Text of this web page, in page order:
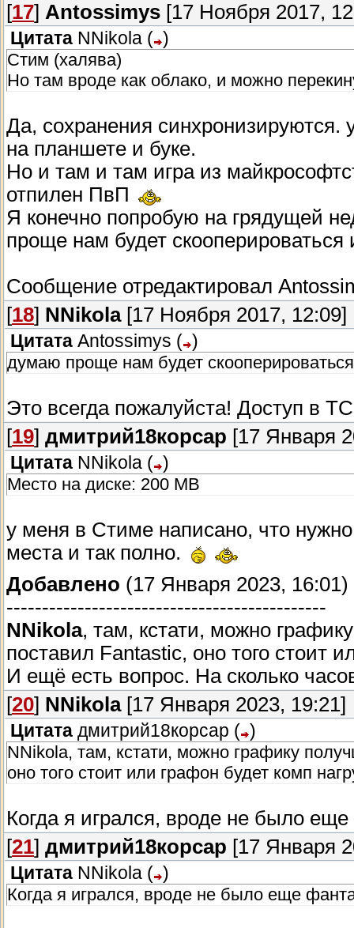
[17] Antossimys [17 Ноября 2017,
Цитата NNikola ( )
Стим (халява)
Но там вроде как облако, и можно
Да, сохранения
на планшете и буке.
Но и там и там игра из
отпилен ПвП
Я конечно попробую на грядущей
проще нам будет скооперироваться
Сообщение отредактировал
[18] NNikola[17 Ноября 2017, 12:09]
Цитата Antossimys ( )
думаю проще нам будет
Это всегда пожалуйста! Доступ в
[19] дмитрий18корсар [17 Января
Цитата NNikola ( )
Место на диске: 200 MB
у меня в Стиме написано, что
места и так полно.
Добавлено (17 Января 2023, 16:01)
---------------------------------------------
NNikola, там, кстати, можно
поставил Fantastic, оно того стоит
И ещё есть вопрос. На сколько
[20] NNikola[17 Января 2023, 19:21]
Цитата дмитрий18корсар ( )
NNikola, там, кстати, можно графику
оно того стоит или графон будет комп
Когда я игрался, вроде не было
[21] дмитрий18корсар [17 Января
Цитата NNikola ( )
Когда я игрался, вроде не было еще